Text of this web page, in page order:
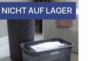
NICHT AUF LAGER